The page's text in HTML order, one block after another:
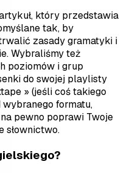
który przedstawia
tak, by
zasady gramatyki i
Wybraliśmy też
poziomów i grup
do swojej playlisty
» (jeśli coś takiego
formatu,
pewno poprawi Twoje
słownictwo.